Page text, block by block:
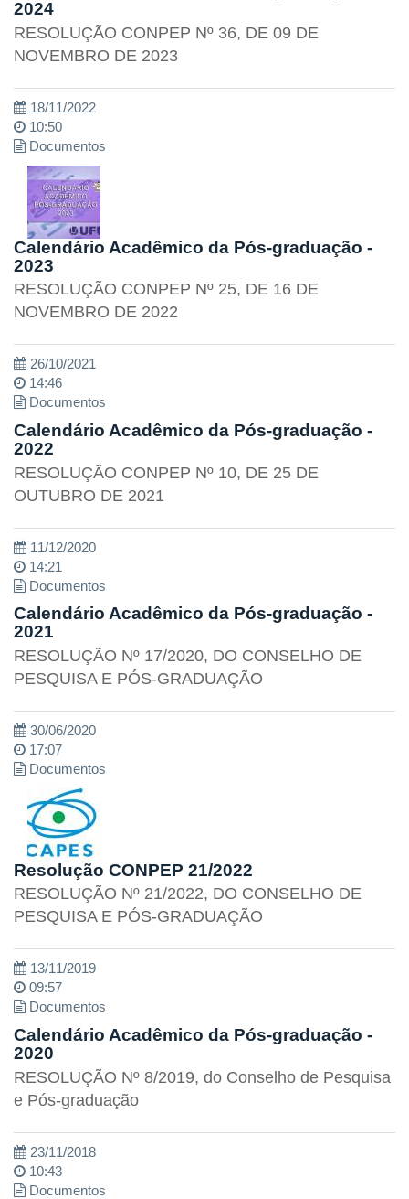
2024
RESOLUÇÃO CONPEP Nº 36, DE 09 DE
NOVEMBRO DE 2023
18/11/2022
10:50
Documentos
Calendário Acadêmico da Pós-graduação -
2023
RESOLUÇÃO CONPEP Nº 25, DE 16 DE
NOVEMBRO DE 2022
26/10/2021
14:46
Documentos
Calendário Acadêmico da Pós-graduação -
2022
RESOLUÇÃO CONPEP Nº 10, DE 25 DE
OUTUBRO DE 2021
11/12/2020
14:21
Documentos
Calendário Acadêmico da Pós-graduação -
2021
RESOLUÇÃO Nº 17/2020, DO CONSELHO DE
PESQUISA E PÓS-GRADUAÇÃO
30/06/2020
17:07
Documentos
Resolução CONPEP 21/2022
RESOLUÇÃO Nº 21/2022, DO CONSELHO DE
PESQUISA E PÓS-GRADUAÇÃO
13/11/2019
09:57
Documentos
Calendário Acadêmico da Pós-graduação -
2020
RESOLUÇÃO Nº 8/2019, do Conselho de Pesquisa
e Pós-graduação
23/11/2018
10:43
Documentos